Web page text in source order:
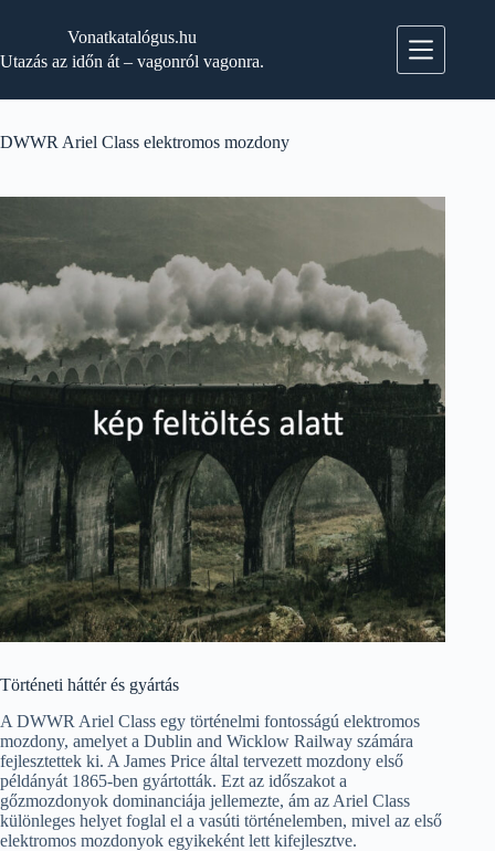
Vonatkatalógus.hu
Utazás az időn át – vagonról vagonra.
DWWR Ariel Class elektromos mozdony
Történeti háttér és gyártás
A DWWR Ariel Class egy történelmi fontosságú elektromos
mozdony, amelyet a Dublin and Wicklow Railway számára
fejlesztettek ki. A James Price által tervezett mozdony első
példányát 1865-ben gyártották. Ezt az időszakot a
gőzmozdonyok dominanciája jellemezte, ám az Ariel Class
különleges helyet foglal el a vasúti történelemben, mivel az első
elektromos mozdonyok egyikeként lett kifejlesztve.